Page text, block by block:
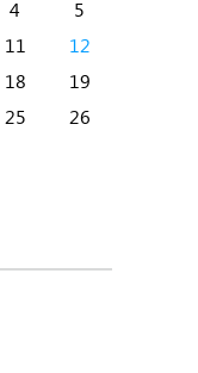
4
5
11
12
18
19
25
26